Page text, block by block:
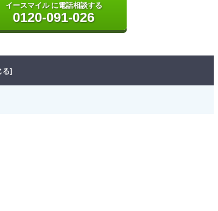
イースマイル に電話相談する
0120-091-026
る]